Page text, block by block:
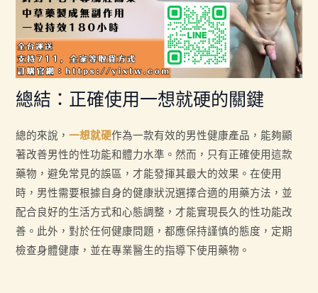
總結：正確使用一想就硬的關鍵
總的來說，一想就硬作為一款有效的男性健康產品，能夠顯
著改善男性的性功能和體力水準。然而，只有正確使用這款
藥物，避免常見的誤區，才能發揮其最大的效果。在使用
時，男性需要根據自身的健康狀況選擇合適的用藥方法，並
配合良好的生活方式和心態調整，才能實現長久的性功能改
善。此外，對於任何健康問題，都應保持謹慎的態度，定期
檢查身體健康，並在專業醫生的指導下使用藥物。